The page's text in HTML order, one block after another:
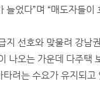
늘었다”며 “매도자들
지 선호와 맞물려 강남
나오는 가운데 다주택
타려는 수요가 유지되